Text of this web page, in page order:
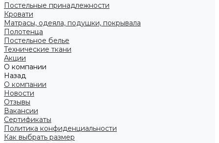
Постельные принадлежности
Кровати
Матрасы, одеяла, подушки, покрывала
Полотенца
Постельное белье
Технические ткани
Акции
О компании
Назад
О компании
Новости
Отзывы
Вакансии
Сертификаты
Политика конфиденциальности
Как выбрать размер